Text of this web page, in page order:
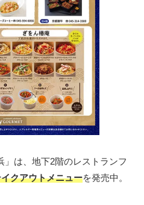
は、地下2階のレストランフ
クアウトメニューを発売中。